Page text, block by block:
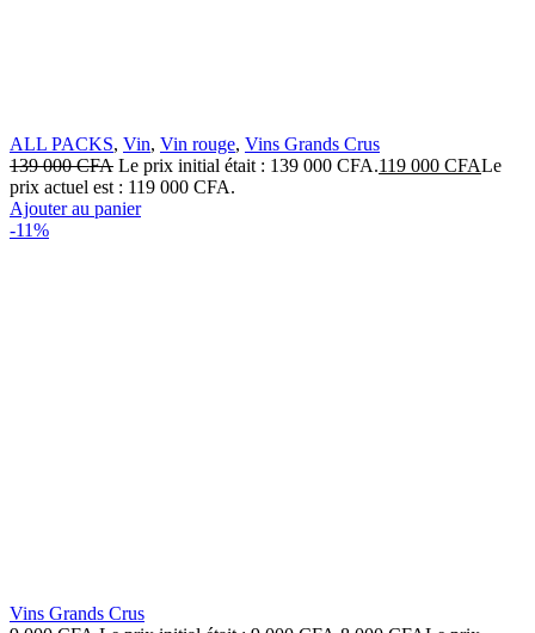
ALL PACKS, Vin, Vin rouge, Vins Grands Crus
139 000CFA Le prix initial était : 139 000 CFA.119 000 CFALe
prix actuel est : 119 000 CFA.
Ajouter au panier
-11%
Vins Grands Crus